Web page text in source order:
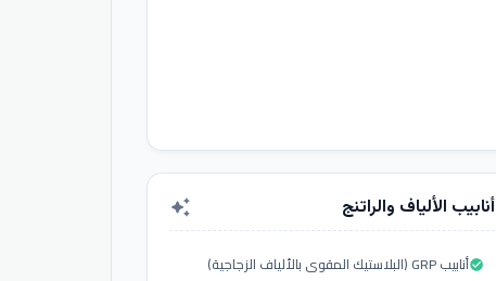
أنابيب الألياف والراتنج auto_awesome
أنابيب GRP (البلاستيك المقوى بالألياف الزجاجية)check_circle